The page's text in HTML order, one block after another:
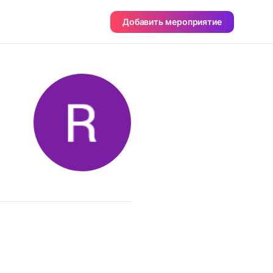
Добавить мероприятие